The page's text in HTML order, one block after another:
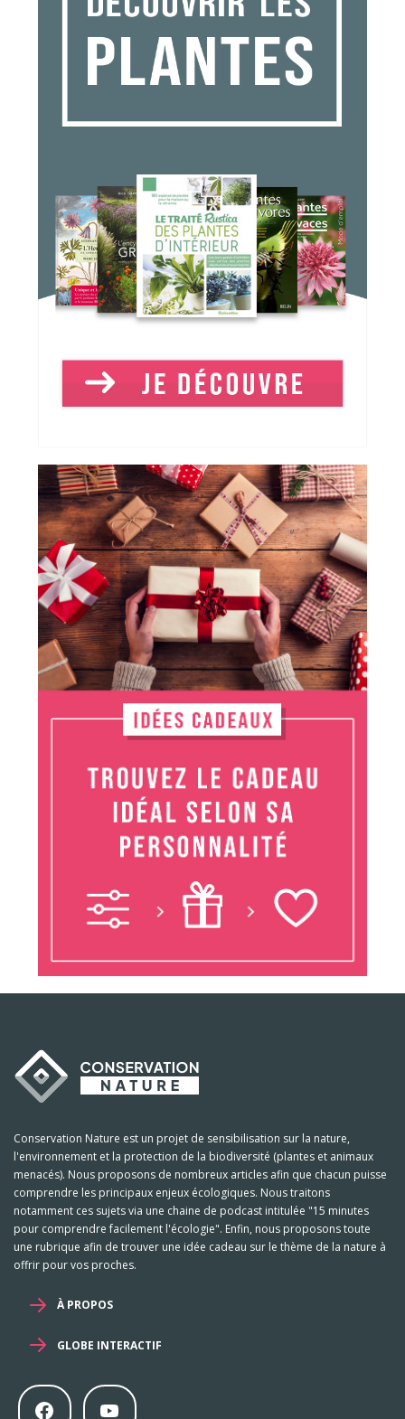
Conservation Nature est un projet de sensibilisation sur la nature,
l'environnement et la protection de la biodiversité (plantes et animaux
menacés). Nous proposons de nombreux articles afin que chacun puisse
comprendre les principaux enjeux écologiques. Nous traitons
notamment ces sujets via une chaine de podcast intitulée "15 minutes
pour comprendre facilement l'écologie". Enfin, nous proposons toute
une rubrique afin de trouver une idée cadeau sur le thème de la nature à
offrir pour vos proches.
À PROPOS
GLOBE INTERACTIF